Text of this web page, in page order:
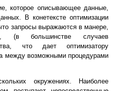
которое описывающее данные,
В конетексте оптимизации
запросы выражаются в манере,
(в большинстве случаев
что дает оптимизатору
между возможными процедурами
окружениях. Наиболее